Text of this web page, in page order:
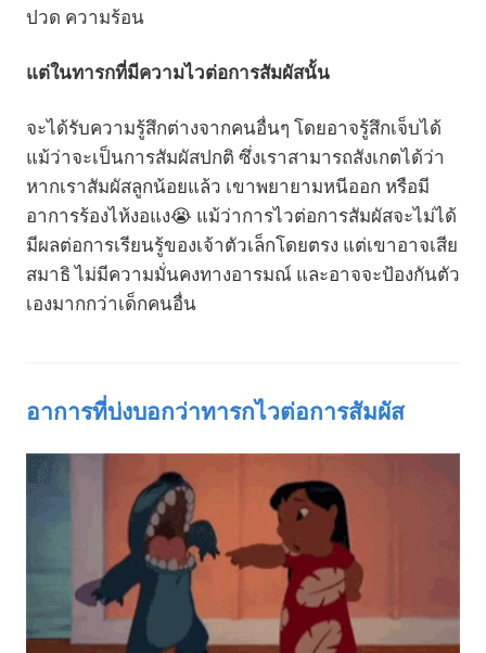
ปวด ความร้อน
แต่ในทารกที่มีความไวต่อการสัมผัสนั้น
จะได้รับความรู้สึกต่างจากคนอื่นๆ โดยอาจรู้สึกเจ็บได้
แม้ว่าจะเป็นการสัมผัสปกติ ซึ่งเราสามารถสังเกตได้ว่า
หากเราสัมผัสลูกน้อยแล้ว เขาพยายามหนีออก หรือมี
อาการร้องไห้งอแง😭 แม้ว่าการไวต่อการสัมผัสจะไม่ได้
มีผลต่อการเรียนรู้ของเจ้าตัวเล็กโดยตรง แต่เขาอาจเสีย
สมาธิ ไม่มีความมั่นคงทางอารมณ์ และอาจจะป้องกันตัว
เองมากกว่าเด็กคนอื่น
อาการที่บ่งบอกว่าทารกไวต่อการสัมผัส